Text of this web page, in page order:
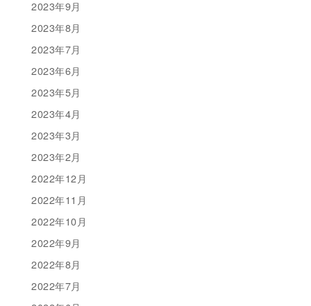
2023年9月
2023年8月
2023年7月
2023年6月
2023年5月
2023年4月
2023年3月
2023年2月
2022年12月
2022年11月
2022年10月
2022年9月
2022年8月
2022年7月